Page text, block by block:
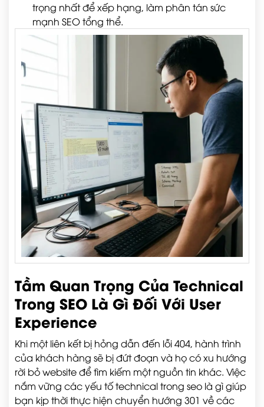
trọng nhất để xếp hạng, làm phân tán sức
mạnh SEO tổng thể.
Tầm Quan Trọng Của Technical
Trong SEO Là Gì Đối Với User
Experience
Khi một liên kết bị hỏng dẫn đến lỗi 404, hành trình
của khách hàng sẽ bị đứt đoạn và họ có xu hướng
rời bỏ website để tìm kiếm một nguồn tin khác. Việc
nắm vững các yếu tố technical trong seo là gì giúp
bạn kịp thời thực hiện chuyển hướng 301 về các